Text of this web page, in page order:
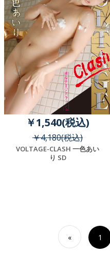
￥1,540(税込)
￥4,180(税込)
VOLTAGE-CLASH 一色あい
り SD
« 1